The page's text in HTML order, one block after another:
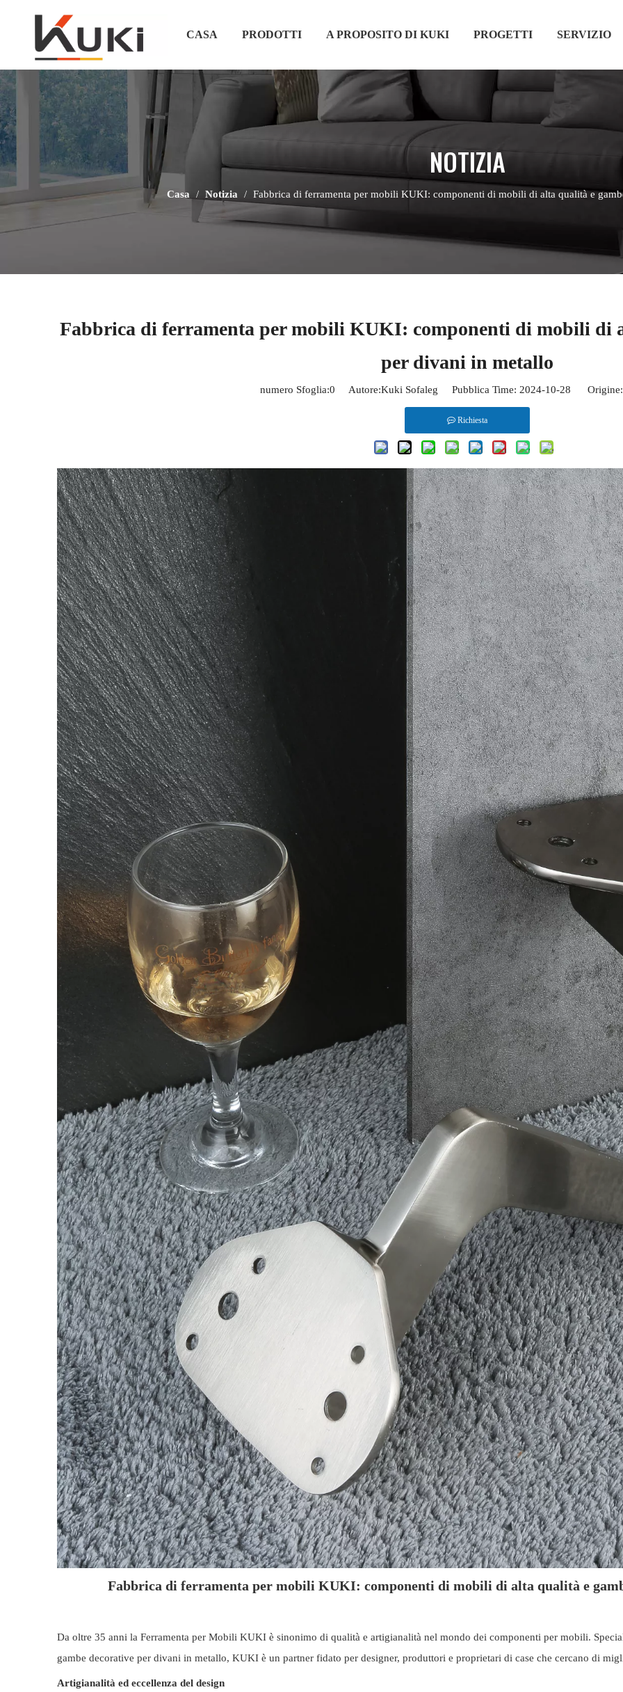
CASA PRODOTTI A PROPOSITO DI KUKI PROGETTI SERVIZIO
NOTIZIA
Casa / Notizia / Fabbrica di ferramenta per mobili KUKI: componenti di mobili di alta qualità e
Fabbrica di ferramenta per mobili KUKI: componenti di mobili di
per divani in metallo
numero Sfoglia:0 Autore:Kuki Sofaleg Pubblica Time: 2024-10-28 Origine:
Richiesta
Fabbrica di ferramenta per mobili KUKI: componenti di mobili di alta qualità e
Da oltre 35 anni la Ferramenta per Mobili KUKI è sinonimo di qualità e artigianalità nel mondo dei componenti per mobili.
gambe decorative per divani in metallo, KUKI è un partner fidato per designer, produttori e proprietari di case che cercano di
Artigianalità ed eccellenza del design